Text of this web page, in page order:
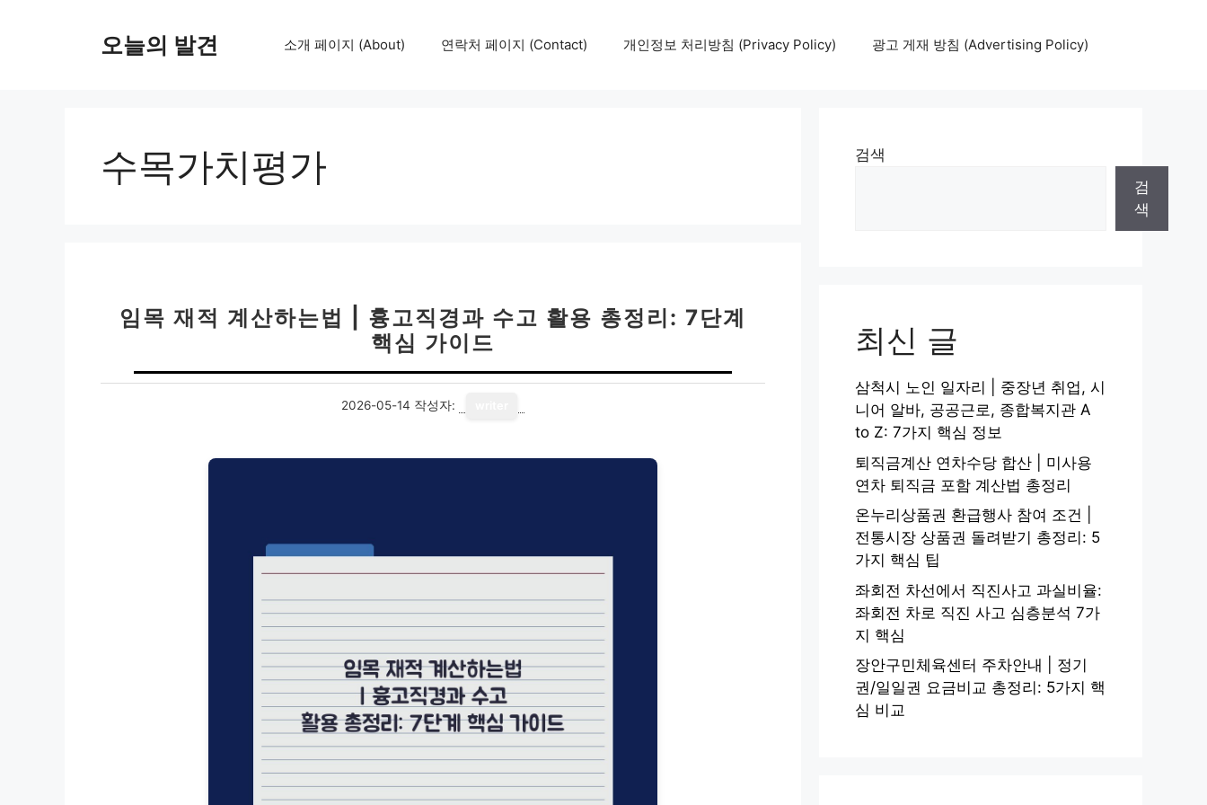
오늘의 발견 소개 페이지 (About) 연락처 페이지 (Contact) 개인정보 처리방침 (Privacy Policy) 광고 게재 방침 (Advertising Policy)
수목가치평가
임목 재적 계산하는법 | 흉고직경과 수고 활용 총정리: 7단계
핵심 가이드
2026-05-14 작성자:
검색
검
색
최신 글
삼척시 노인 일자리 | 중장년 취업, 시
니어 알바, 공공근로, 종합복지관 A
to Z: 7가지 핵심 정보
퇴직금계산 연차수당 합산 | 미사용
연차 퇴직금 포함 계산법 총정리
온누리상품권 환급행사 참여 조건 |
전통시장 상품권 돌려받기 총정리: 5
가지 핵심 팁
좌회전 차선에서 직진사고 과실비율:
좌회전 차로 직진 사고 심층분석 7가
지 핵심
장안구민체육센터 주차안내 | 정기
권/일일권 요금비교 총정리: 5가지 핵
심 비교